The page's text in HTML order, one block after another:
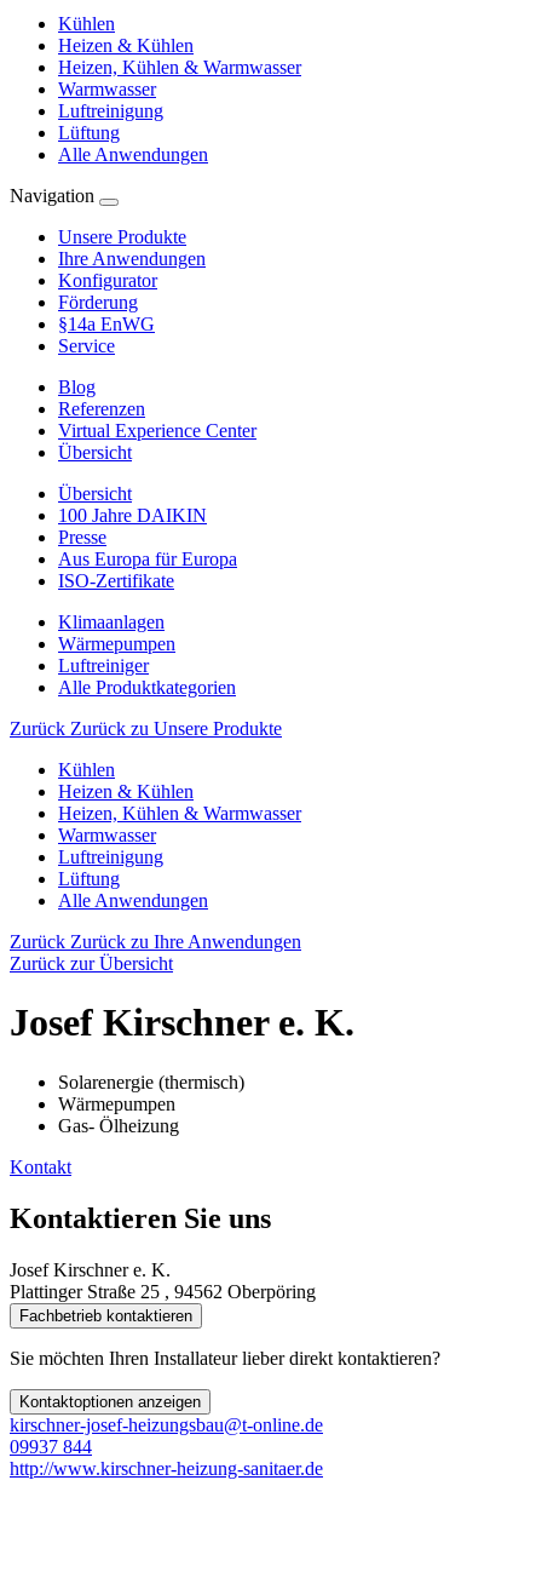
Kühlen
Heizen & Kühlen
Heizen, Kühlen & Warmwasser
Warmwasser
Luftreinigung
Lüftung
Alle Anwendungen
Navigation
Unsere Produkte
Ihre Anwendungen
Konfigurator
Förderung
§14a EnWG
Service
Blog
Referenzen
Virtual Experience Center
Übersicht
Übersicht
100 Jahre DAIKIN
Presse
Aus Europa für Europa
ISO-Zertifikate
Klimaanlagen
Wärmepumpen
Luftreiniger
Alle Produktkategorien
Zurück Zurück zu Unsere Produkte
Kühlen
Heizen & Kühlen
Heizen, Kühlen & Warmwasser
Warmwasser
Luftreinigung
Lüftung
Alle Anwendungen
Zurück Zurück zu Ihre Anwendungen
Zurück zur Übersicht
Josef Kirschner e. K.
Solarenergie (thermisch)
Wärmepumpen
Gas- Ölheizung
Kontakt
Kontaktieren Sie uns
Josef Kirschner e. K.
Plattinger Straße 25 , 94562 Oberpöring
Fachbetrieb kontaktieren
Sie möchten Ihren Installateur lieber direkt kontaktieren?
Kontaktoptionen anzeigen
kirschner-josef-heizungsbau@t-online.de
09937 844
http://www.kirschner-heizung-sanitaer.de